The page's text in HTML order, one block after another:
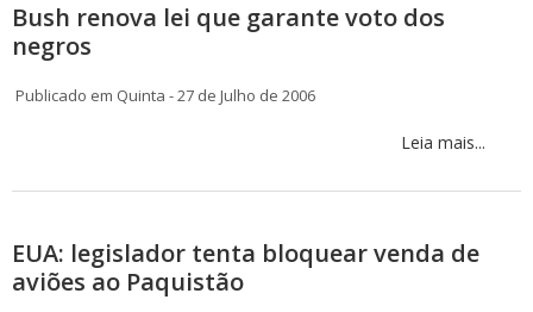
Bush renova lei que garante voto dos
negros
Publicado em Quinta - 27 de Julho de 2006
Leia mais...
EUA: legislador tenta bloquear venda de
aviões ao Paquistão